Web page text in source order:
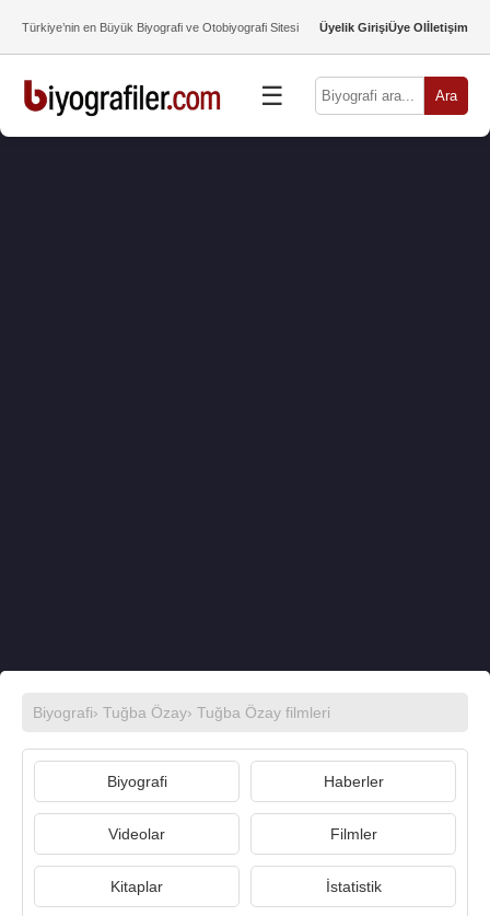
Türkiye’nin en Büyük Biyografi ve Otobiyografi Sitesi Üyelik GirişiÜye Olİletişim
☰ Ara
Biyografi› Tuğba Özay› Tuğba Özay filmleri
Biyografi Haberler
Videolar Filmler
Kitaplar İstatistik